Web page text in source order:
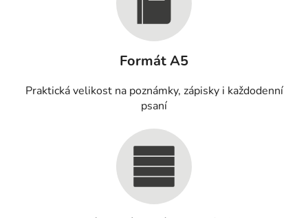
Formát A5
Praktická velikost na poznámky, zápisky i každodenní
psaní